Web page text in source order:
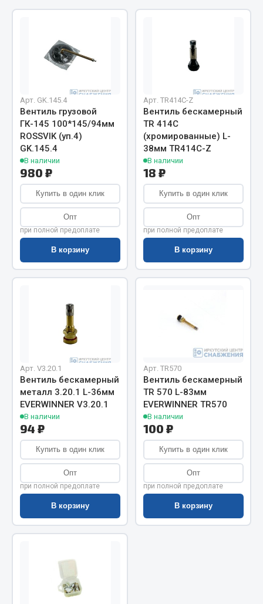
Весь раздел
Кольца уплотнительные
Лента конвейерная
Манжеты
Паронит
Патрубки
Прокладки
Рукава высокого давления
Показать ещё
Весь раздел
Блоки реле и предохранителей
Вилки нагрузочные
Выключатели и переключатели клавишные
Выключатели кнопочные
Выключатель массы
Изолента
Показать ещё
Весь раздел
Запчасти на полуприцепы
Амортизаторы для полуприцепов
Весь раздел
Запчасти КамАЗ
Арт. GK.145.4
Вентиль грузовой
ГК-145 100*145/94мм
ROSSVIK (уп.4)
GK.145.4
В наличии
980 ₽
Купить в один клик
Опт
при полной предоплате
В корзину
Арт. TR414С-Z
Вентиль бескамерный
TR 414С
(хромированные) L-
38мм TR414С-Z
В наличии
18 ₽
Купить в один клик
Опт
при полной предоплате
В корзину
Арт. V3.20.1
Вентиль бескамерный
металл 3.20.1 L-36мм
EVERWINNER V3.20.1
В наличии
94 ₽
Купить в один клик
Опт
при полной предоплате
В корзину
Арт. TR570
Вентиль бескамерный
TR 570 L-83мм
EVERWINNER TR570
В наличии
100 ₽
Купить в один клик
Опт
при полной предоплате
В корзину